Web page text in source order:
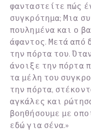
φανταστείτε πώς
συγκρότημα; Μια
πουλημένα και ο
άφαντος. Μετά από
την πόρτα του.
άνοιξε την πόρτα
τα μέλη του
την πόρτα,
αγκάλες και
βοηθήσουμε με
εδώ για σένα.»